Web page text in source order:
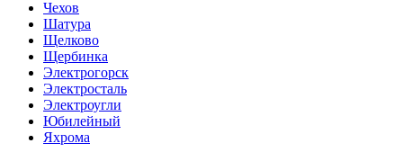
Чехов
Шатура
Щелково
Щербинка
Электрогорск
Электросталь
Электроугли
Юбилейный
Яхрома